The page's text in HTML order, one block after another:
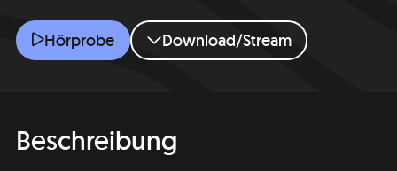
Wandrers Nachtlied
Hörprobe Download/Stream
Beschreibung